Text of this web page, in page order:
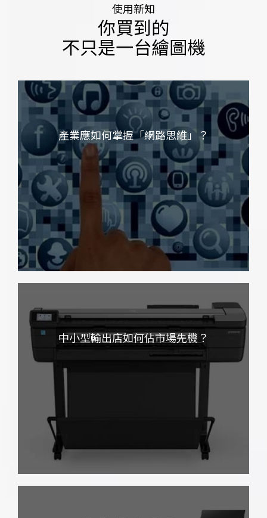
使用新知
你買到的
不只是一台繪圖機
產業應如何掌握「網路思維」？
中小型輸出店如何佔市場先機？